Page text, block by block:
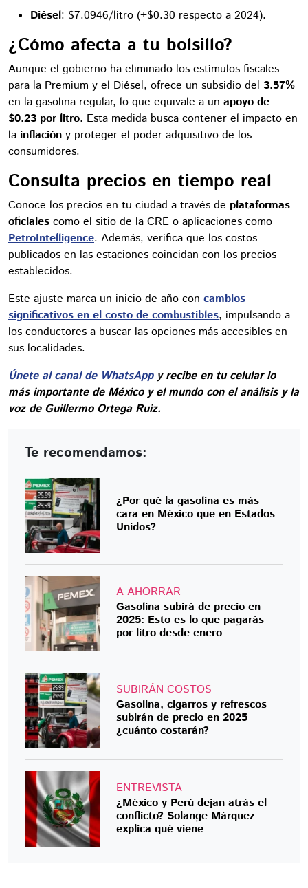
Diésel: $7.0946/litro (+$0.30 respecto a 2024).
¿Cómo afecta a tu bolsillo?
Aunque el gobierno ha eliminado los estímulos fiscales
para la Premium y el Diésel, ofrece un subsidio del 3.57%
en la gasolina regular, lo que equivale a un apoyo de
$0.23 por litro. Esta medida busca contener el impacto en
la inflación y proteger el poder adquisitivo de los
consumidores.
Consulta precios en tiempo real
Conoce los precios en tu ciudad a través de plataformas
oficiales como el sitio de la CRE o aplicaciones como
PetroIntelligence. Además, verifica que los costos
publicados en las estaciones coincidan con los precios
establecidos.
Este ajuste marca un inicio de año con cambios
significativos en el costo de combustibles, impulsando a
los conductores a buscar las opciones más accesibles en
sus localidades.
Únete al canal de WhatsAppy recibe en tu celular lo
más importante de México y el mundo con el análisis y la
voz de Guillermo Ortega Ruiz.
Te recomendamos:
¿Por qué la gasolina es más
cara en México que en Estados
Unidos?
A AHORRAR
Gasolina subirá de precio en
2025: Esto es lo que pagarás
por litro desde enero
SUBIRÁN COSTOS
Gasolina, cigarros y refrescos
subirán de precio en 2025
¿cuánto costarán?
ENTREVISTA
¿México y Perú dejan atrás el
conflicto? Solange Márquez
explica qué viene